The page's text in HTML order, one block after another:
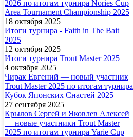
2026 по итогам турнира Nories Cup
Area Tournament Championship 2025
18 октября 2025
Итоги турнира - Faith in The Bait
2025
12 октября 2025
Итоги турнира Trout Master 2025
4 октября 2025
Чирак Евгений — новый участник
Trout Master 2025 по итогам турнира
Кубок Японских Снастей 2025
27 сентября 2025
Крылов Сергей и Яковлев Алексей
— новые участники Trout Master
2025 по итогам турнира Yarie Cup